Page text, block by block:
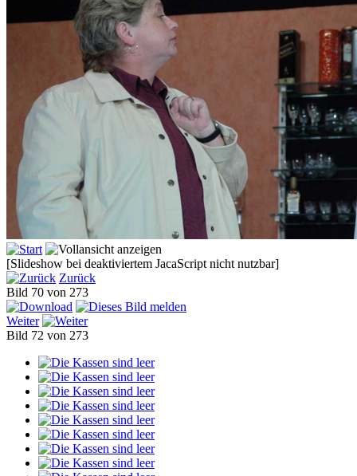
[Slideshow bei deaktiviertem JacaScript nicht nutzbar]
Zurück
Bild 70 von 273
Weiter
Bild 72 von 273